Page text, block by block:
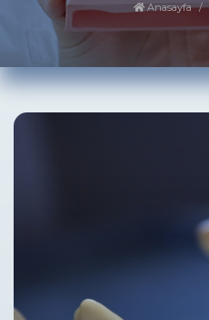
Anasayfa